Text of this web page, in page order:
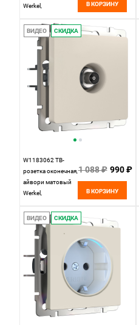
Werkel,
В КОРЗИНУ
ВИДЕО СКИДКА
W1183062 ТВ-
розетка оконечная,
айвори матовый
Werkel,
1 088 ₽ 990 ₽
В КОРЗИНУ
ВИДЕО СКИДКА